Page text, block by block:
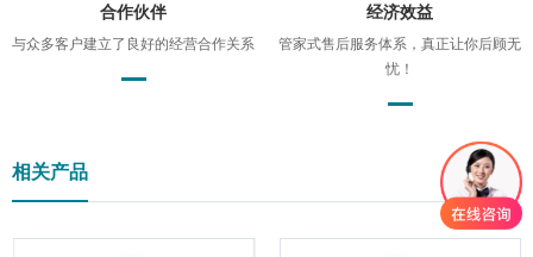
合作伙伴
与众多客户建立了良好的经营合作关系
经济效益
管家式售后服务体系，真正让你后顾无
忧！
相关产品